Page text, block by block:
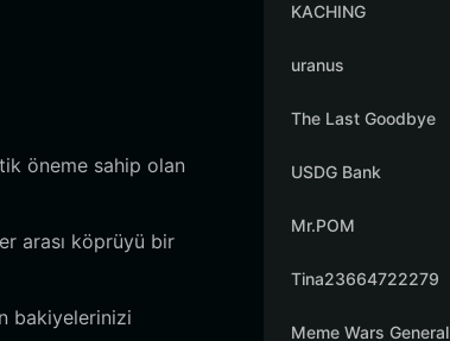
öneme sahip olan
arası köprüyü bir
bakiyelerinizi
KACHING
uranus
The Last Goodbye
USDG Bank
Mr.POM
Tina23664722279
Meme Wars General